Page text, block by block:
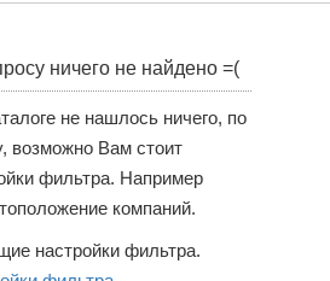
ничего не найдено =(
не нашлось ничего, по
возможно Вам стоит
фильтра. Например
компаний.
настройки фильтра.